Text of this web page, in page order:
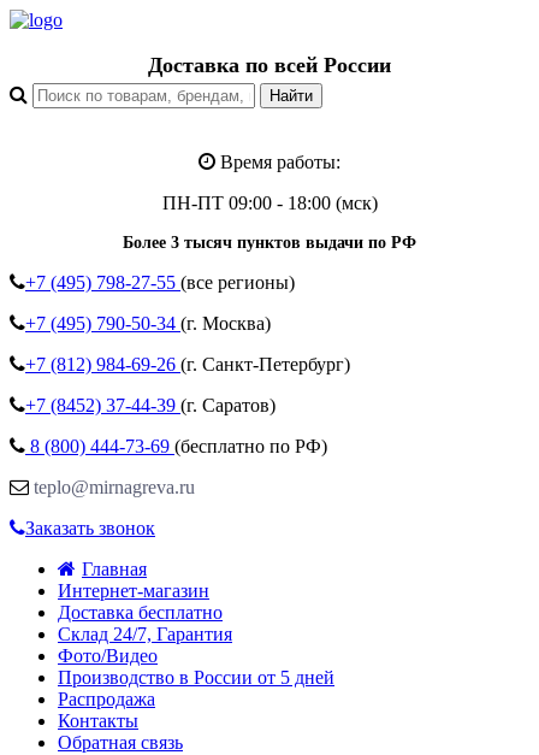
Доставка по всей России
Время работы:
ПН-ПТ 09:00 - 18:00 (мск)
Более 3 тысяч пунктов выдачи по РФ
+7 (495) 798-27-55 (все регионы)
+7 (495) 790-50-34 (г. Москва)
+7 (812) 984-69-26 (г. Санкт-Петербург)
+7 (8452) 37-44-39 (г. Саратов)
8 (800) 444-73-69 (бесплатно по РФ)
teplo@mirnagreva.ru
Заказать звонок
Главная
Интернет-магазин
Доставка бесплатно
Склад 24/7, Гарантия
Фото/Видео
Производство в России от 5 дней
Распродажа
Контакты
Обратная связь